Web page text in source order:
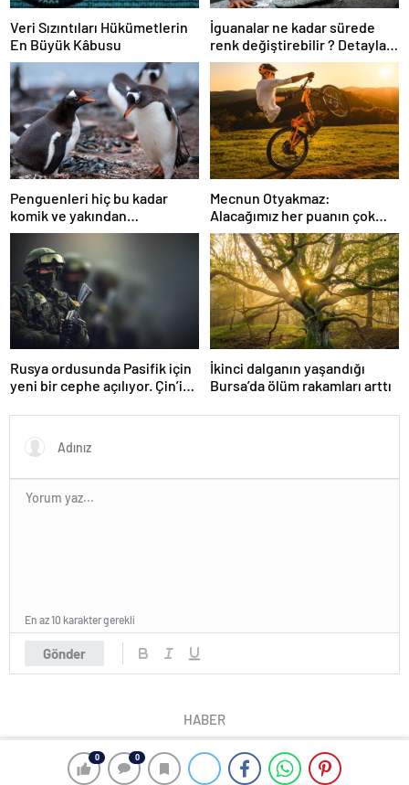
0 0
Veri Sızıntıları Hükümetlerin
En Büyük Kâbusu
İguanalar ne kadar sürede
renk değiştirebilir ? Detaylar
burada…
Penguenleri hiç bu kadar
komik ve yakından
görmemiştiniz
Mecnun Otyakmaz:
Alacağımız her puanın çok
önemi var
Rusya ordusunda Pasifik için
yeni bir cephe açılıyor. Çin’in
İkinci dalganın yaşandığı
Bursa’da ölüm rakamları arttı
Gönder
En az 10 karakter gerekli
HABER